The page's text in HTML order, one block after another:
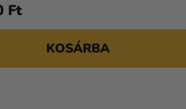
Ft
KOSÁRBA